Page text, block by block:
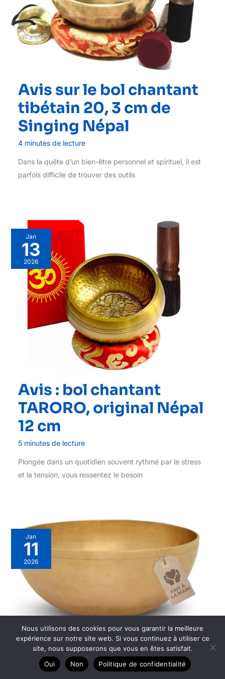
Avis sur le bol chantant
tibétain 20, 3 cm de
Singing Népal
4 minutes de lecture
Dans la quête d’un bien-être personnel et spirituel, il est
parfois difficile de trouver des outils
Jan
13
2026
Avis : bol chantant
TARORO, original Népal
12 cm
5 minutes de lecture
Plongée dans un quotidien souvent rythmé par le stress
et la tension, vous ressentez le besoin
Jan
11
2026
Avis sur le bol chantant
tibétain grand modèle :
Nous utilisons des cookies pour vous garantir la meilleure
expérience sur notre site web. Si vous continuez à utiliser ce
site, nous supposerons que vous en êtes satisfait.
Oui
Non Politique de confidentialité